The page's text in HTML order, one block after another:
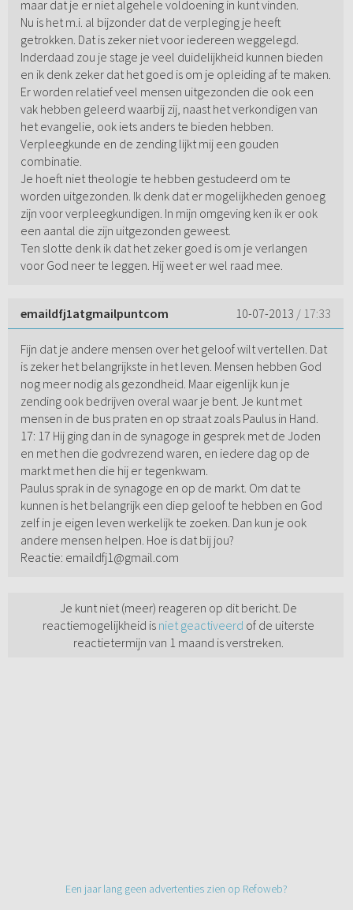
maar dat je er niet algehele voldoening in kunt vinden.
Nu is het m.i. al bijzonder dat de verpleging je heeft
getrokken. Dat is zeker niet voor iedereen weggelegd.
Inderdaad zou je stage je veel duidelijkheid kunnen bieden
en ik denk zeker dat het goed is om je opleiding af te maken.
Er worden relatief veel mensen uitgezonden die ook een
vak hebben geleerd waarbij zij, naast het verkondigen van
het evangelie, ook iets anders te bieden hebben.
Verpleegkunde en de zending lijkt mij een gouden
combinatie.
Je hoeft niet theologie te hebben gestudeerd om te
worden uitgezonden. Ik denk dat er mogelijkheden genoeg
zijn voor verpleegkundigen. In mijn omgeving ken ik er ook
een aantal die zijn uitgezonden geweest.
Ten slotte denk ik dat het zeker goed is om je verlangen
voor God neer te leggen. Hij weet er wel raad mee.
emaildfj1atgmailpuntcom 10-07-2013 / 17:33
Fijn dat je andere mensen over het geloof wilt vertellen. Dat
is zeker het belangrijkste in het leven. Mensen hebben God
nog meer nodig als gezondheid. Maar eigenlijk kun je
zending ook bedrijven overal waar je bent. Je kunt met
mensen in de bus praten en op straat zoals Paulus in Hand.
17: 17 Hij ging dan in de synagoge in gesprek met de Joden
en met hen die godvrezend waren, en iedere dag op de
markt met hen die hij er tegenkwam.
Paulus sprak in de synagoge en op de markt. Om dat te
kunnen is het belangrijk een diep geloof te hebben en God
zelf in je eigen leven werkelijk te zoeken. Dan kun je ook
andere mensen helpen. Hoe is dat bij jou?
Reactie: emaildfj1@gmail.com
Je kunt niet (meer) reageren op dit bericht. De
reactiemogelijkheid is niet geactiveerd of de uiterste
reactietermijn van 1 maand is verstreken.
Een jaar lang geen advertenties zien op Refoweb?